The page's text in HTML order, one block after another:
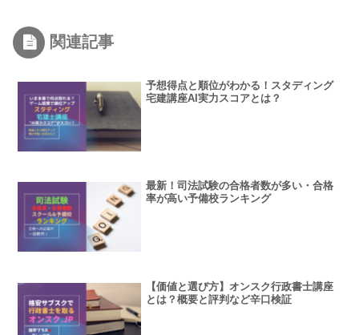
関連記事
予想得点と順位がわかる！スタディング
宅建講座AI実力スコアとは？
最新！司法試験の合格者数が多い・合格
率が高い予備校ランキング
【価値と選び方】オンスク行政書士講座
とは？概要と評判など辛口検証